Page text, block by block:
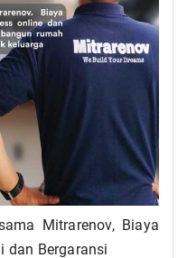
Mitrarenov, Biaya
dan Bergaransi